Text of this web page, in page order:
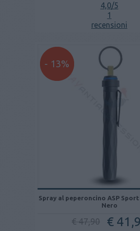
4,0/5
1
recensioni
- 13%
Spray al peperoncino ASP
Nero
€ 47,90 €